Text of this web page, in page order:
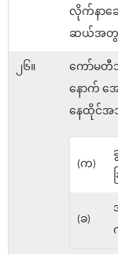
လိုက်နာဆေ
ဆယ်အတွင်
၂၆။
ကော်မတီ
နောက် အ
နေထိုင်အ
(က)
(ခ)